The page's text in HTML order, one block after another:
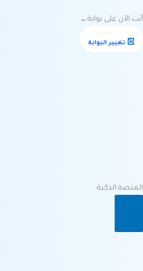
to
أنت الآن على بوابة …
تغيير البوابة
المنصة الذكية